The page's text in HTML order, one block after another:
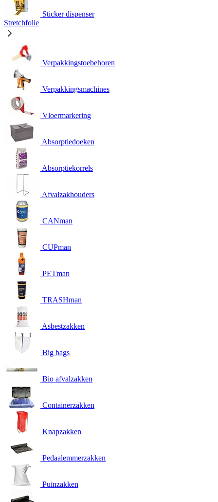
Sticker dispenser
Stretchfolie
Verpakkingstoebehoren
Verpakkingsmachines
Vloermarkering
Absorptiedoeken
Absorptiekorrels
Afvalzakhouders
CANman
CUPman
PETman
TRASHman
Asbestzakken
Big bags
Bio afvalzakken
Containerzakken
Knapzakken
Pedaalemmerzakken
Puinzakken